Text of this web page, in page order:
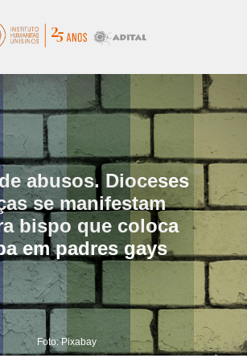
abusos. Dioceses
se manifestam
bispo que coloca
em padres gays
Foto: Pixabay